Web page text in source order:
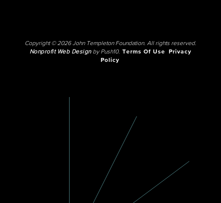
Copyright © 2026 John Templeton Foundation. All rights reserved.
Nonprofit Web Designby Push10. Terms Of Use
Privacy
Policy